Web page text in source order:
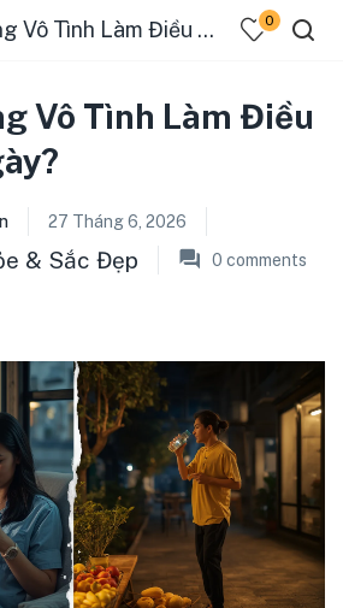
Bạn Có Đang Vô Tình Làm Điều Này Mỗi Ngày? 0
Vô Tình Làm Điều
27 Tháng 6, 2026
& Sắc Đẹp 0 comments